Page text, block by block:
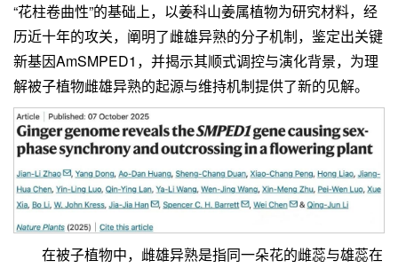
“花柱卷曲性”的基础上，以姜科山姜属植物为研究材料，经
历近十年的攻关，阐明了雌雄异熟的分子机制，鉴定出关键
新基因AmSMPED1，并揭示其顺式调控与演化背景，为理
解被子植物雌雄异熟的起源与维持机制提供了新的见解。
在被子植物中，雌雄异熟是指同一朵花的雌蕊与雄蕊在